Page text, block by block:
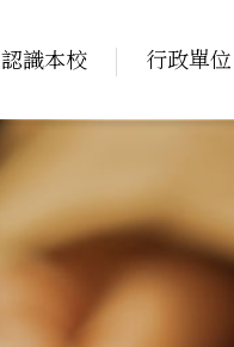
認識本校 行政單位